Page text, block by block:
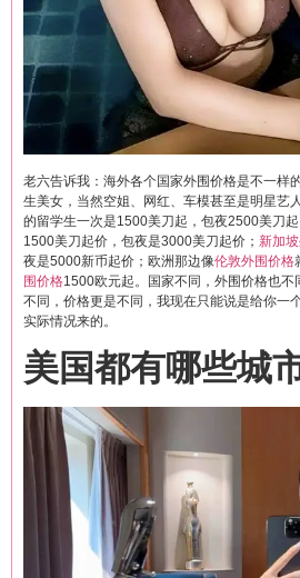
老六告诉我：海外各个国家外围价格是不一样
生美女，当然空姐、网红、车模甚至是明星艺
的留学生一次是1500美刀起，包夜2500美刀起
1500美刀起价，包夜是3000美刀起价； 新加
夜是5000新币起价；欧洲那边像伦敦外围价格
围价格1500欧元起。国家不同，外围价格也
不同，价格更是不同，我现在只能说是给你一
实际情况来的。
美国都有哪些城